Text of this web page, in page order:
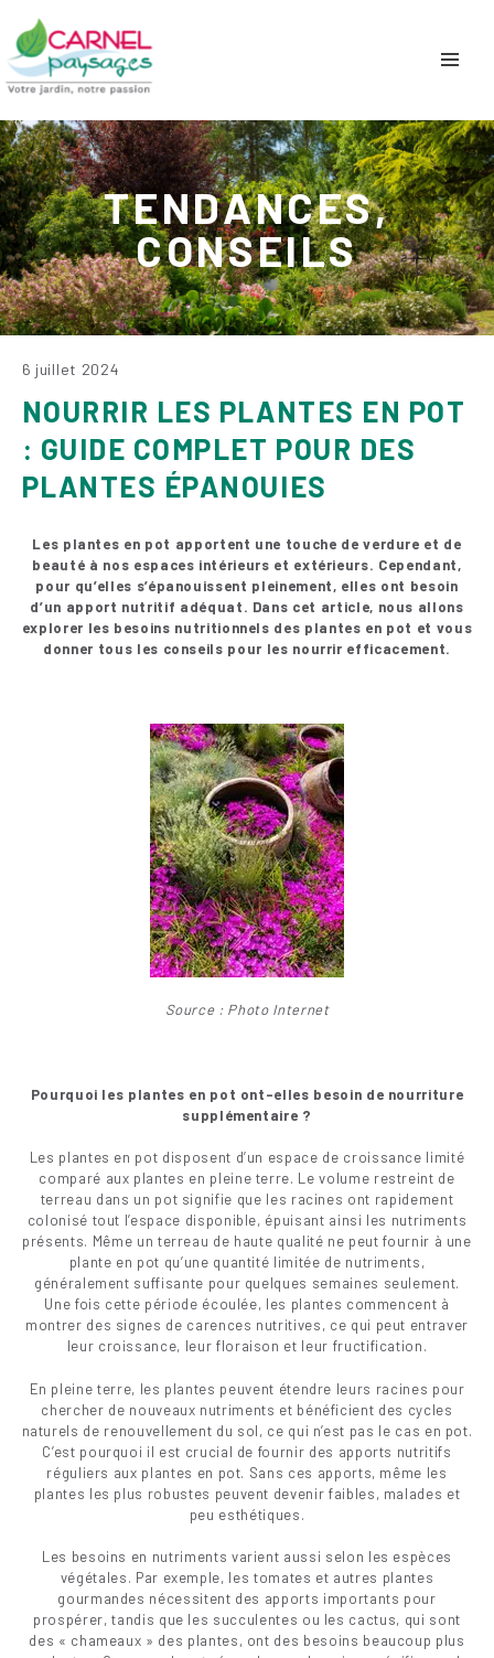
TENDANCES,
CONSEILS
6 juillet 2024
NOURRIR LES PLANTES EN POT
: GUIDE COMPLET POUR DES
PLANTES ÉPANOUIES
Les plantes en pot apportent une touche de verdure et de
beauté à nos espaces intérieurs et extérieurs. Cependant,
pour qu’elles s’épanouissent pleinement, elles ont besoin
d’un apport nutritif adéquat. Dans cet article, nous allons
explorer les besoins nutritionnels des plantes en pot et vous
donner tous les conseils pour les nourrir efficacement.
Source : Photo Internet
Pourquoi les plantes en pot ont-elles besoin de nourriture
supplémentaire ?
Les plantes en pot disposent d’un espace de croissance limité
comparé aux plantes en pleine terre. Le volume restreint de
terreau dans un pot signifie que les racines ont rapidement
colonisé tout l’espace disponible, épuisant ainsi les nutriments
présents. Même un terreau de haute qualité ne peut fournir à une
plante en pot qu’une quantité limitée de nutriments,
généralement suffisante pour quelques semaines seulement.
Une fois cette période écoulée, les plantes commencent à
montrer des signes de carences nutritives, ce qui peut entraver
leur croissance, leur floraison et leur fructification.
En pleine terre, les plantes peuvent étendre leurs racines pour
chercher de nouveaux nutriments et bénéficient des cycles
naturels de renouvellement du sol, ce qui n’est pas le cas en pot.
C’est pourquoi il est crucial de fournir des apports nutritifs
réguliers aux plantes en pot. Sans ces apports, même les
plantes les plus robustes peuvent devenir faibles, malades et
peu esthétiques.
Les besoins en nutriments varient aussi selon les espèces
végétales. Par exemple, les tomates et autres plantes
gourmandes nécessitent des apports importants pour
prospérer, tandis que les succulentes ou les cactus, qui sont
des « chameaux » des plantes, ont des besoins beaucoup plus